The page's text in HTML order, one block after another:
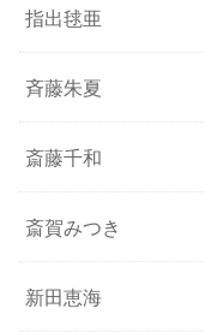
指出毬亜
斉藤朱夏
斎藤千和
斎賀みつき
新田恵海